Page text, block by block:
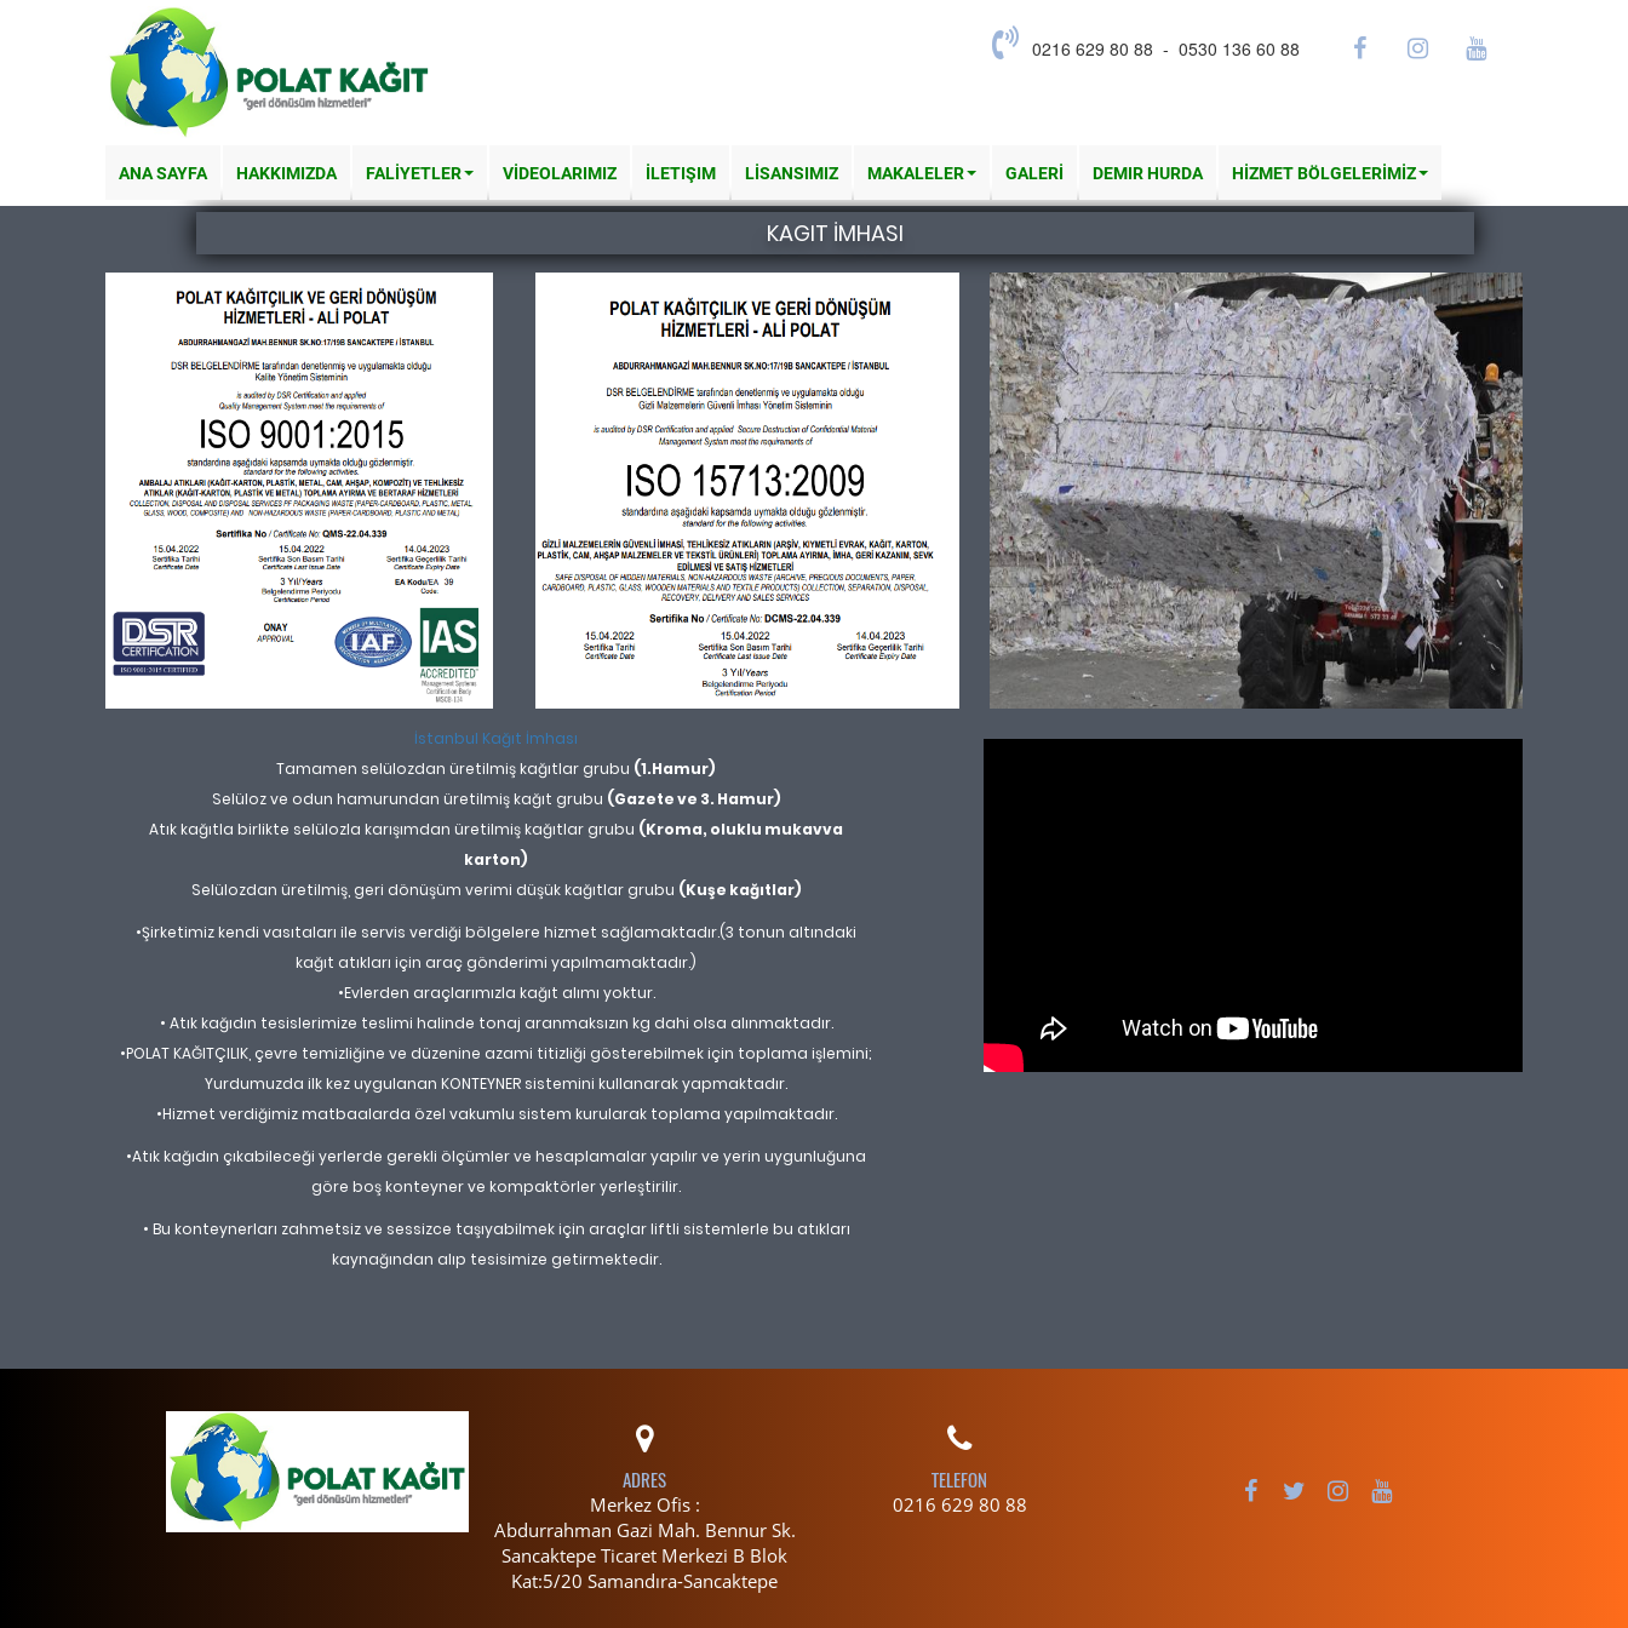
ANA SAYFA HAKKIMIZDA FALİYETLER VİDEOLARIMIZ İLETIŞIM LİSANSIMIZ MAKALELER GALERİ DEMIR HURDA HİZMET BÖLGELERİMİZ
0216 629 80 88 - 0530 136 60 88
İstanbul Kağıt İmhası
Tamamen selülozdan üretilmiş kağıtlar grubu (1.Hamur)
Selüloz ve odun hamurundan üretilmiş kağıt grubu (Gazete ve 3. Hamur)
Atık kağıtla birlikte selülozla karışımdan üretilmiş kağıtlar grubu (Kroma, oluklu mukavva
karton)
Selülozdan üretilmiş, geri dönüşüm verimi düşük kağıtlar grubu (Kuşe kağıtlar)
•Şirketimiz kendi vasıtaları ile servis verdiği bölgelere hizmet sağlamaktadır.(3 tonun altındaki
kağıt atıkları için araç gönderimi yapılmamaktadır.)
•Evlerden araçlarımızla kağıt alımı yoktur.
• Atık kağıdın tesislerimize teslimi halinde tonaj aranmaksızın kg dahi olsa alınmaktadır.
•POLAT KAĞITÇILIK, çevre temizliğine ve düzenine azami titizliği gösterebilmek için toplama işlemini;
Yurdumuzda ilk kez uygulanan KONTEYNER sistemini kullanarak yapmaktadır.
•Hizmet verdiğimiz matbaalarda özel vakumlu sistem kurularak toplama yapılmaktadır.
•Atık kağıdın çıkabileceği yerlerde gerekli ölçümler ve hesaplamalar yapılır ve yerin uygunluğuna
göre boş konteyner ve kompaktörler yerleştirilir.
• Bu konteynerları zahmetsiz ve sessizce taşıyabilmek için araçlar liftli sistemlerle bu atıkları
kaynağından alıp tesisimize getirmektedir.
KAGIT İMHASI
ADRES
Merkez Ofis :
Abdurrahman Gazi Mah. Bennur Sk.
Sancaktepe Ticaret Merkezi B Blok
Kat:5/20 Samandıra-Sancaktepe
TELEFON
0216 629 80 88